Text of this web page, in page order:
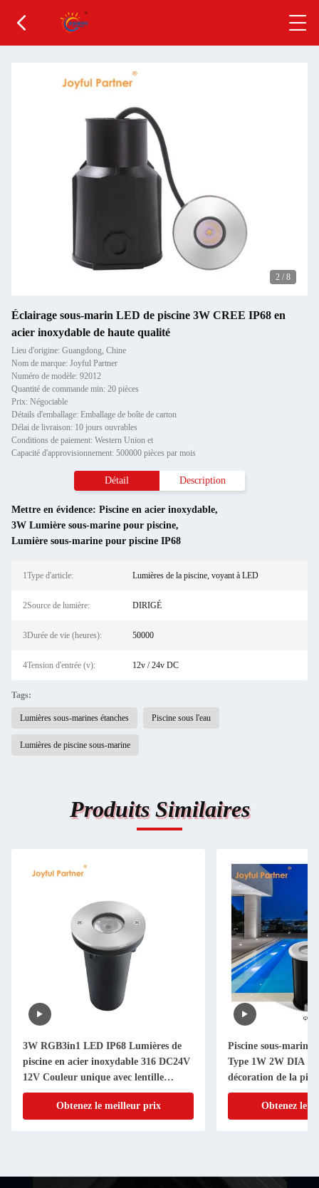
2 / 8
Éclairage sous-marin LED de piscine 3W CREE IP68 en
acier inoxydable de haute qualité
Lieu d'origine: Guangdong, Chine
Nom de marque: Joyful Partner
Numéro de modèle: 92012
Quantité de commande min: 20 pièces
Prix: Négociable
Détails d'emballage: Emballage de boîte de carton
Délai de livraison: 10 jours ouvrables
Conditions de paiement: Western Union et
Capacité d'approvisionnement: 500000 pièces par mois
Détail Description
Mettre en évidence: Piscine en acier inoxydable,
3W Lumière sous-marine pour piscine,
Lumière sous-marine pour piscine IP68
1Type d'article: Lumières de la piscine, voyant à LED
2Source de lumière: DIRIGÉ
3Durée de vie (heures): 50000
4Tension d'entrée (v): 12v / 24v DC
Tags:
Lumières sous-marines étanches Piscine sous l'eau
Lumières de piscine sous-marine
Produits Similaires
3W RGB3in1 LED IP68 Lumières de
piscine en acier inoxydable 316 DC24V
12V Couleur unique avec lentille
asymétrique
Obtenez le meilleur prix
Piscine sous-
Type 1W 2W DIA
décoration de la
Obtenez le